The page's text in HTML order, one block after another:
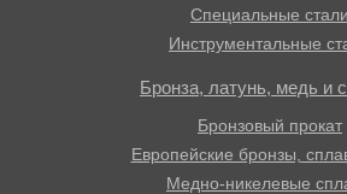
Специальные стали
Инструментальные
Бронза, латунь, медь и
Бронзовый прокат
Европейские бронзы,
Медно-никелевые